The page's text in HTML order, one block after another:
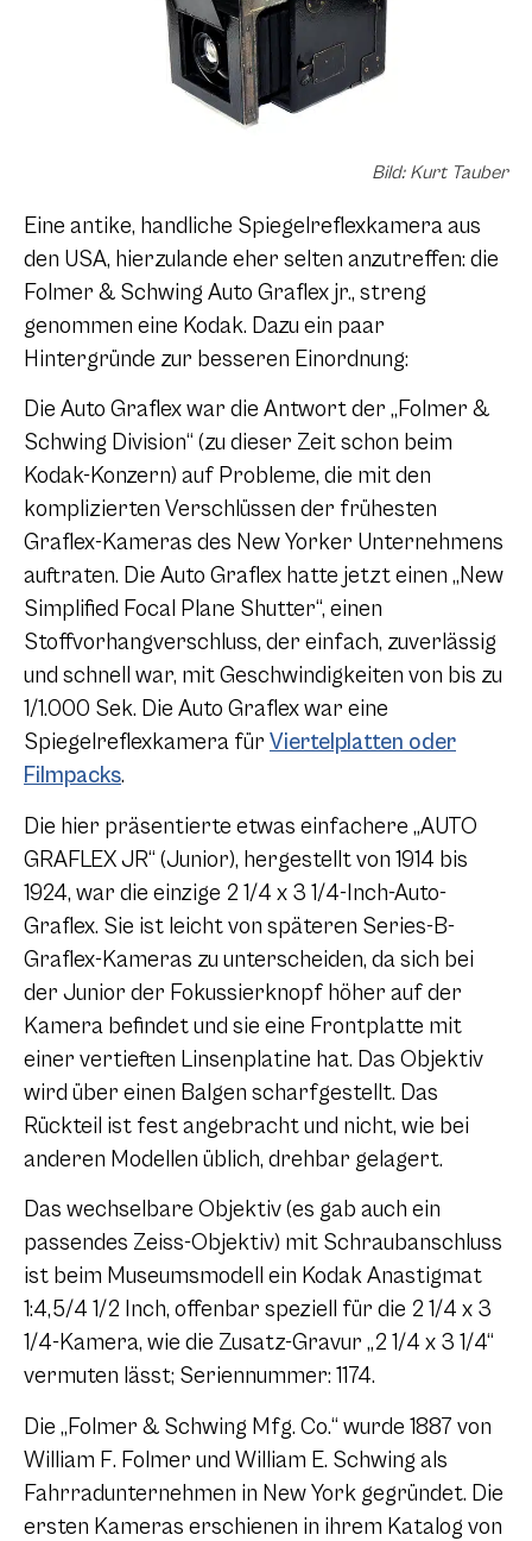
Bild: Kurt Tauber
Eine antike, handliche Spiegelreflexkamera aus
den USA, hierzulande eher selten anzutreffen: die
Folmer & Schwing Auto Graflex jr., streng
genommen eine Kodak. Dazu ein paar
Hintergründe zur besseren Einordnung:
Die Auto Graflex war die Antwort der „Folmer &
Schwing Division“ (zu dieser Zeit schon beim
Kodak-Konzern) auf Probleme, die mit den
komplizierten Verschlüssen der frühesten
Graflex-Kameras des New Yorker Unternehmens
auftraten. Die Auto Graflex hatte jetzt einen „New
Simplified Focal Plane Shutter“, einen
Stoffvorhangverschluss, der einfach, zuverlässig
und schnell war, mit Geschwindigkeiten von bis zu
1/1.000 Sek. Die Auto Graflex war eine
Spiegelreflexkamera für Viertelplatten oder
Filmpacks.
Die hier präsentierte etwas einfachere „AUTO
GRAFLEX JR“ (Junior), hergestellt von 1914 bis
1924, war die einzige 2 1/4 x 3 1/4-Inch-Auto-
Graflex. Sie ist leicht von späteren Series-B-
Graflex-Kameras zu unterscheiden, da sich bei
der Junior der Fokussierknopf höher auf der
Kamera befindet und sie eine Frontplatte mit
einer vertieften Linsenplatine hat. Das Objektiv
wird über einen Balgen scharfgestellt. Das
Rückteil ist fest angebracht und nicht, wie bei
anderen Modellen üblich, drehbar gelagert.
Das wechselbare Objektiv (es gab auch ein
passendes Zeiss-Objektiv) mit Schraubanschluss
ist beim Museumsmodell ein Kodak Anastigmat
1:4,5/4 1/2 Inch, offenbar speziell für die 2 1/4 x 3
1/4-Kamera, wie die Zusatz-Gravur „2 1/4 x 3 1/4“
vermuten lässt; Seriennummer: 1174.
Die „Folmer & Schwing Mfg. Co.“ wurde 1887 von
William F. Folmer und William E. Schwing als
Fahrradunternehmen in New York gegründet. Die
ersten Kameras erschienen in ihrem Katalog von